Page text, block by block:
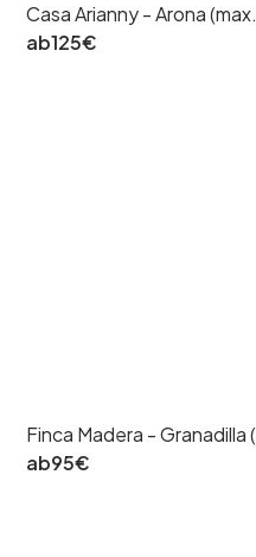
Casa Arianny - Arona
ab125€
Finca Madera - Granadilla
ab95€